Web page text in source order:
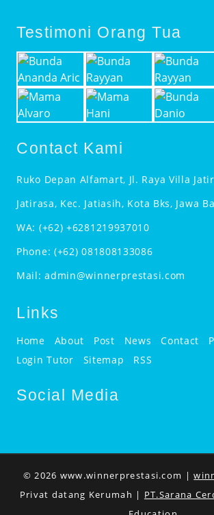
Testimoni Orang Tua
Contact Kami
Ruko Depan Alfamart, Jl. Raya Villa
Jatirasa, Kec. Jatiasih, Kota Bks, Jawa
WA: (+62) +6281219937010
Phone: (+62) 081808133086
Mail:admin@winnerprestasi.com
Links
Home About Post News Contact
Login Tutor
Sitemap RSS
Social Media
© 2026 www.winnerprestasi.com |
Privat datang Kerumah | PT.Sarana